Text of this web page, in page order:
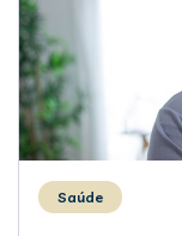
Saúde